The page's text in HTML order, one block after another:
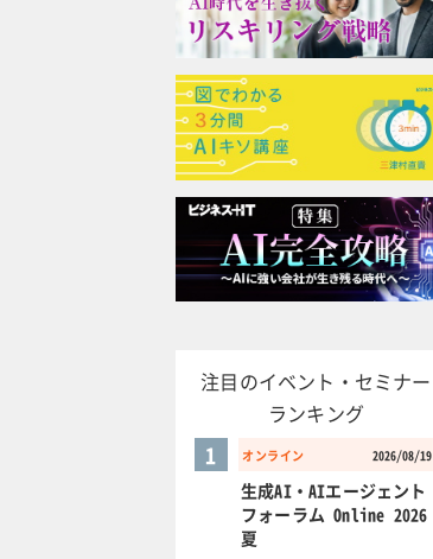
注目のイベント・セミナー
ランキング
オンライン 2026/08/19
1
生成AI・AIエージェント
フォーラム Online 2026
夏